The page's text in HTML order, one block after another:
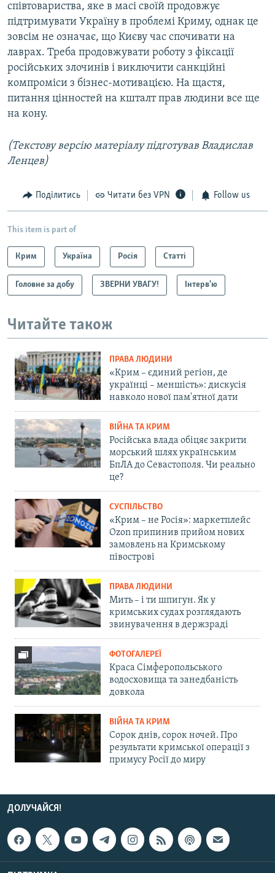
співтовариства, яке в масі своїй продовжує
підтримувати Україну в проблемі Криму, однак це
зовсім не означає, що Києву час спочивати на
лаврах. Треба продовжувати роботу з фіксації
російських злочинів і виключити санкційні
компроміси з бізнес-мотивацією. На щастя,
питання цінностей на кшталт прав людини все ще
на кону.
(Текстову версію матеріалу підготував Владислав
Ленцев)
Поділитись Читати без VPN Follow us
This item is part of
Крим Україна Росія Статті
Головне за добу ЗВЕРНИ УВАГУ! Інтерв'ю
Читайте також
ПРАВА ЛЮДИНИ
«Крим – єдиний регіон, де
українці – меншість»: дискусія
навколо нової пам'ятної дати
ВІЙНА ТА КРИМ
Російська влада обіцяє закрити
морський шлях українським
БпЛА до Севастополя. Чи реально
це?
СУСПІЛЬСТВО
«Крим – не Росія»: маркетплейс
Ozon припинив прийом нових
замовлень на Кримському
півострові
ПРАВА ЛЮДИНИ
Мить – і ти шпигун. Як у
кримських судах розглядають
звинувачення в держзраді
ФОТОГАЛЕРЕЇ
Краса Сімферопольського
водосховища та занедбаність
довкола
ВІЙНА ТА КРИМ
Сорок днів, сорок ночей. Про
результати кримської операції з
примусу Росії до миру
ДОЛУЧАЙСЯ!